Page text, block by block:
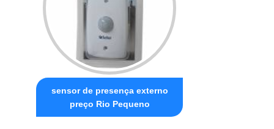
sensor de presença externo
preço Rio Pequeno